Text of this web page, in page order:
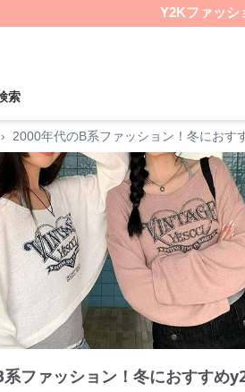
Y2Kファッシ
索
› 2000年代のB系ファッション！冬におす
ファッション！冬におすすめ